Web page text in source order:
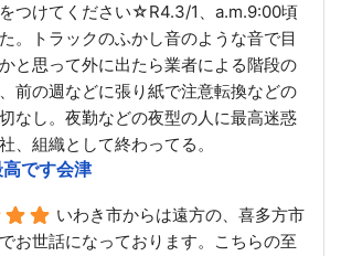
つけてください☆R4.3/1、a.m.9:00頃
。トラックのふかし音のような音で目
と思って外に出たら業者による階段の
前の週などに張り紙で注意転換などの
なし。夜勤などの夜型の人に最高迷惑
、組織として終わってる。
高です会津
いわき市からは遠方の、喜多方市
お世話になっております。こちらの至